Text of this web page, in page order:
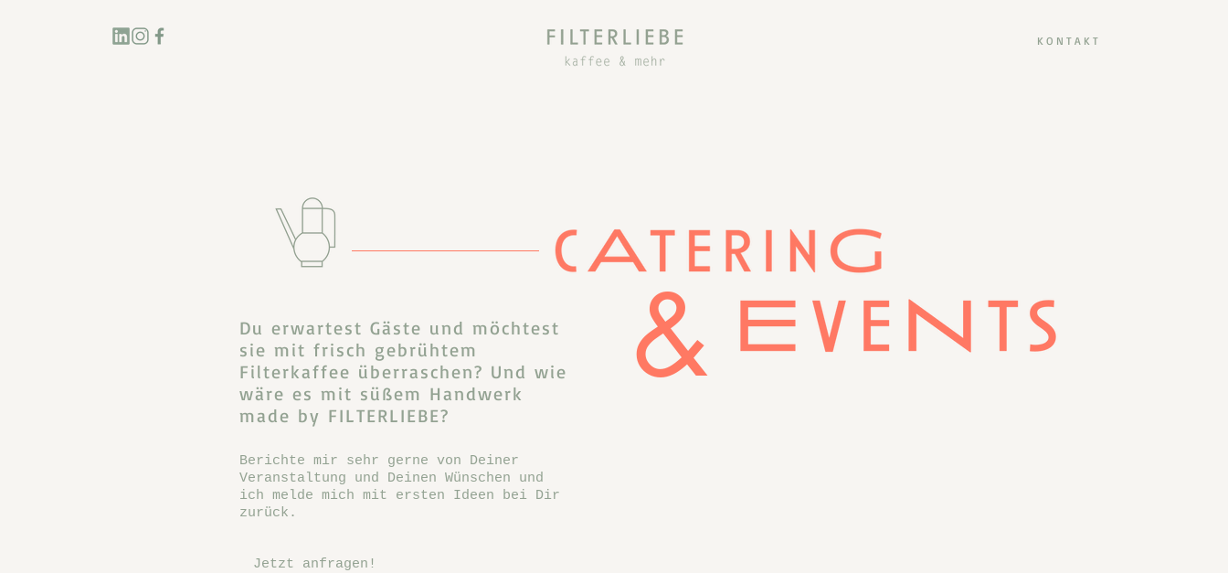
K O N T A K T
Du erwartest Gäste und möchtest
sie mit frisch gebrühtem
Filterkaffee überraschen? Und wie
wäre es mit süßem Handwerk
made by FILTERLIEBE?
&
Berichte mir sehr gerne von Deiner
Veranstaltung und Deinen Wünschen und
ich melde mich mit ersten Ideen bei Dir
zurück.
Jetzt anfragen!